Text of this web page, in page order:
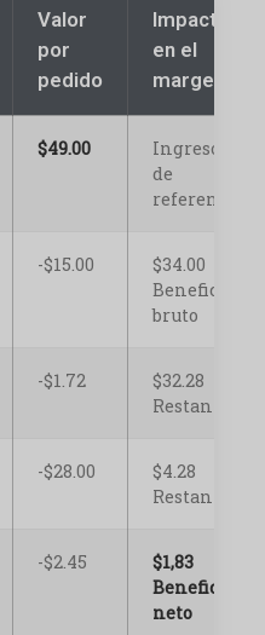
Valor
por
pedido
Impacto
en el
margen
$49.00
Ingresos
de
referencia
-$15.00
$34.00
Beneficio
bruto
-$1.72
$32.28
Restante
-$28.00
$4.28
Restante
-$2.45
$1,83
Beneficio
neto